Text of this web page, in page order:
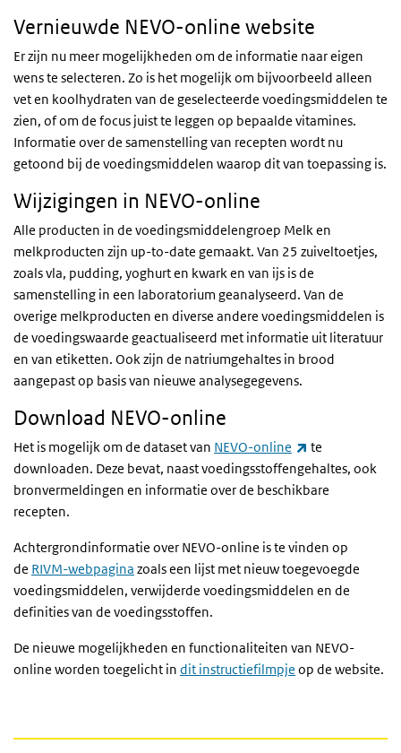
Vernieuwde NEVO-online website
Er zijn nu meer mogelijkheden om de informatie naar eigen
wens te selecteren. Zo is het mogelijk om bijvoorbeeld alleen
vet en koolhydraten van de geselecteerde voedingsmiddelen te
zien, of om de focus juist te leggen op bepaalde vitamines.
Informatie over de samenstelling van recepten wordt nu
getoond bij de voedingsmiddelen waarop dit van toepassing is.
Wijzigingen in NEVO-online
Alle producten in de voedingsmiddelengroep Melk en
melkproducten zijn up-to-date gemaakt. Van 25 zuiveltoetjes,
zoals vla, pudding, yoghurt en kwark en van ijs is de
samenstelling in een laboratorium geanalyseerd. Van de
overige melkproducten en diverse andere voedingsmiddelen is
de voedingswaarde geactualiseerd met informatie uit literatuur
en van etiketten. Ook zijn de natriumgehaltes in brood
aangepast op basis van nieuwe analysegegevens.
Download NEVO-online
Het is mogelijk om de dataset van NEVO-online (externe link)
te
downloaden. Deze bevat, naast voedingsstoffengehaltes, ook
bronvermeldingen en informatie over de beschikbare
recepten.
Achtergrondinformatie over NEVO-online is te vinden op
de RIVM-webpagina zoals een lijst met nieuw toegevoegde
voedingsmiddelen, verwijderde voedingsmiddelen en de
definities van de voedingsstoffen.
De nieuwe mogelijkheden en functionaliteiten van NEVO-
online worden toegelicht in dit instructiefilmpje op de website.